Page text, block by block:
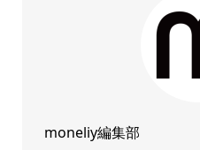
moneliy編集部